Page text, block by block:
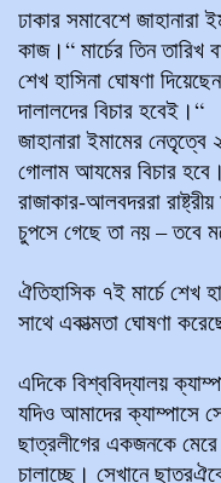
ঢাকার সমাবেশে
কাজ।“ মার্চের তিন তারিখ
শেখ হাসিনা ঘোষণা
দালালদের বিচার হবেই।“
জাহানারা ইমামের নেতৃত্বে
গোলাম আযমের বিচার
রাজাকার-আলবদররা
চুপসে গেছে তা নয় – তবে
ঐতিহাসিক ৭ই মার্চে শেখ
সাথে একাত্মতা ঘোষণা
এদিকে বিশ্ববিদ্যালয়
যদিও আমাদের ক্যাম্পাসে
ছাত্রলীগের একজনকে মেরে
চালাচ্ছে। সেখানে